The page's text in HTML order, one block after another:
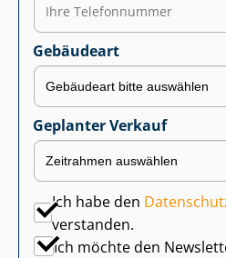
Gebäudeart
Geplanter Verkauf
Ich habe den
verstanden.
Ich möchte den